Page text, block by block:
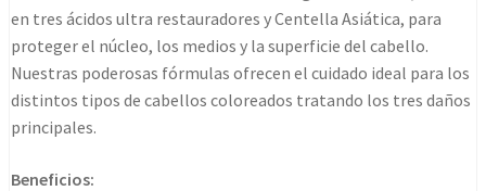
1000ML
cantidad
en tres ácidos ultra restauradores y Centella Asiática, para
proteger el núcleo, los medios y la superficie del cabello.
Nuestras poderosas fórmulas ofrecen el cuidado ideal para los
distintos tipos de cabellos coloreados tratando los tres daños
principales.
Beneficios: